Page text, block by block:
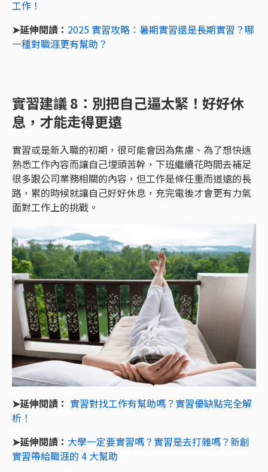
工作！
➤延伸閱讀： 2025 實習攻略：暑期實習還是長期實習？哪
一種對職涯更有幫助？
實習建議 8：別把自己逼太緊！好好休
息，才能走得更遠
實習或是新入職的初期，很可能會因為焦慮、為了想快速
熟悉工作內容而讓自己埋頭苦幹，下班繼續花時間去補足
很多跟公司業務相關的內容，但工作是條任重而道遠的長
路，累的時候就讓自己好好休息，充完電後才會更有力氣
面對工作上的挑戰。
➤延伸閱讀： 實習對找工作有幫助嗎？實習優缺點完全解
析！
➤延伸閱讀： 大學一定要實習嗎？實習是去打雜嗎？新創
實習帶給職涯的 4 大幫助